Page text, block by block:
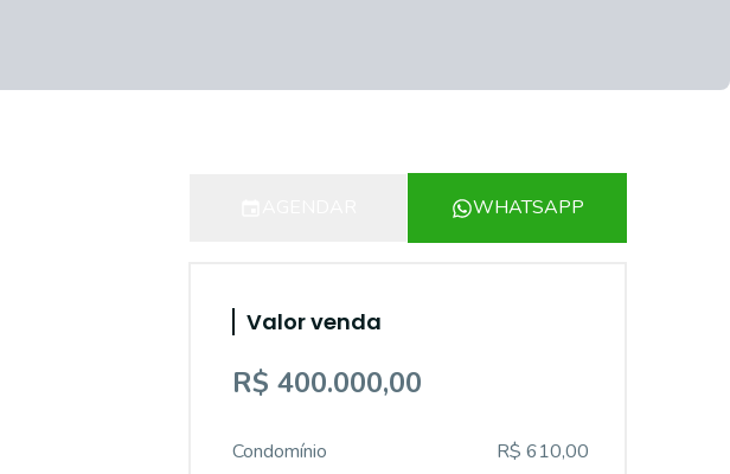
WHATSAPP
Valor venda
R$ 400.000,00
Condomínio R$ 610,00